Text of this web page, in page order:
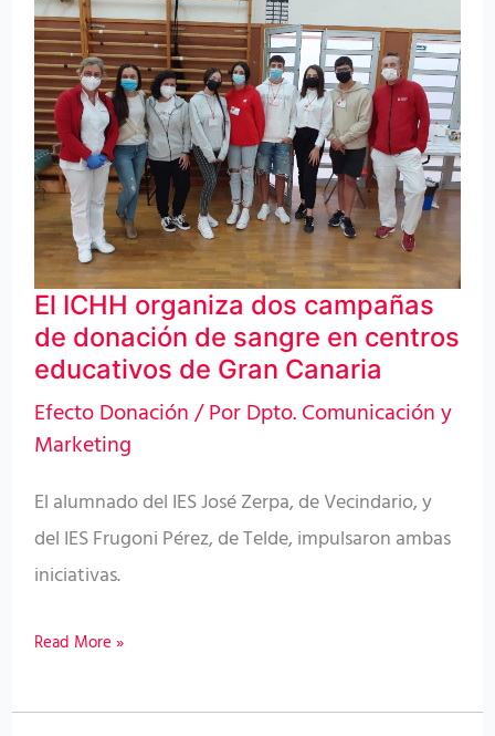
El ICHH organiza dos campañas
de donación de sangre en centros
educativos de Gran Canaria
Efecto Donación/ PorDpto. Comunicación y
Marketing
El alumnado del IES José Zerpa, de Vecindario, y
del IES Frugoni Pérez, de Telde, impulsaron ambas
iniciativas.
ICHH
organiza
dos
campañas
de
donación
de
sangre
en
centros
educativos
de
Canaria
Read More »